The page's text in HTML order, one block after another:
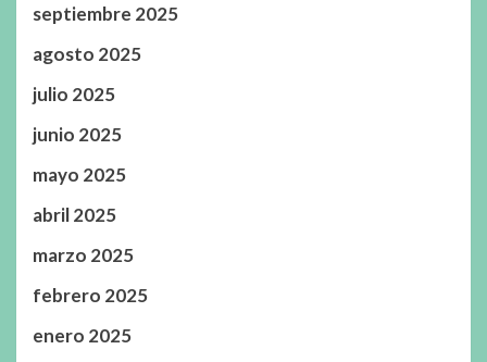
septiembre 2025
agosto 2025
julio 2025
junio 2025
mayo 2025
abril 2025
marzo 2025
febrero 2025
enero 2025